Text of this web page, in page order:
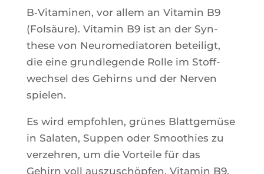
B‑Vitaminen, vor allem an Vita­min B9
(Folsäure). Vita­min B9 ist an der Syn­
these von Neu­ro­me­dia­to­ren betei­ligt,
die eine grund­le­gende Rolle im Stoff­
wech­sel des Gehirns und der Ner­ven
spielen.
Es wird emp­foh­len, grünes Blatt­gemüse
in Sala­ten, Sup­pen oder Smoo­thies zu
ver­zeh­ren, um die Vor­teile für das
Gehirn voll aus­zu­schöp­fen. Vita­min B9,